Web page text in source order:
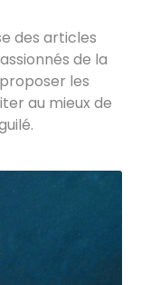
des articles
de la
les
au mieux de